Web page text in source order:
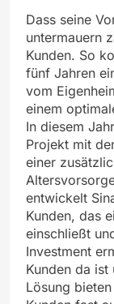
Dass seine
untermauern
Kunden. So
fünf Jahren
vom
einem
In diesem
Projekt mit
einer
entwickelt
Kunden, das
einschließt
Investment
Kunden da
Lösung